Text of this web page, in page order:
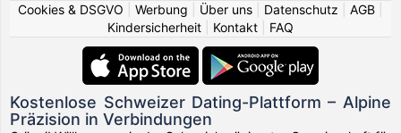
Cookies & DSGVO
Werbung Über uns Datenschutz AGB
Kindersicherheit
Kontakt FAQ
Kostenlose Schweizer Dating-Plattform – Alpine
Präzision in Verbindungen